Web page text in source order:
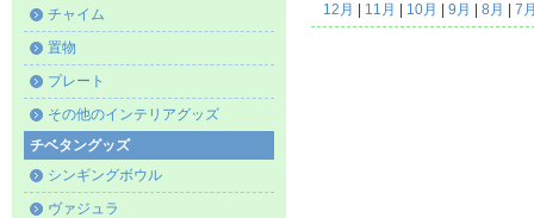
チャイム
置物
プレート
その他のインテリアグッズ
チベタングッズ
シンギングボウル
ヴァジュラ
12月 11月 10月 9月 8月 7